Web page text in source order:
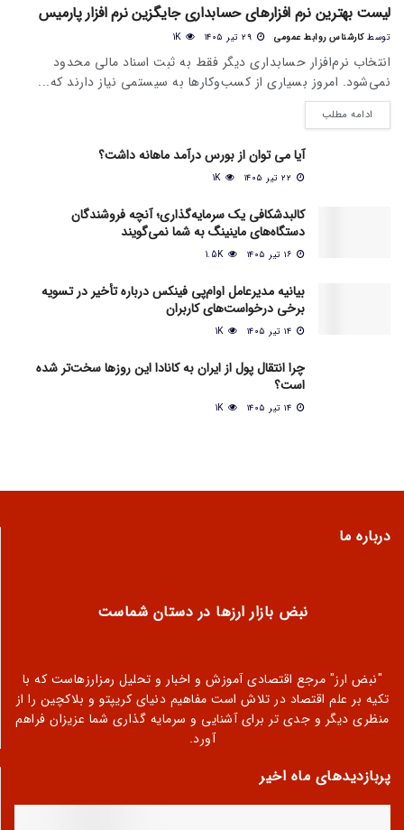
لیست بهترین نرم افزارهای حسابداری جایگزین نرم افزار پارمیس
توسط کارشناس روابط عمومی 1K
انتخاب نرم‌افزار حسابداری دیگر فقط به ثبت اسناد مالی محدود
نمی‌شود. امروز بسیاری از کسب‌وکارها به سیستمی نیاز دارند که...
ادامه مطلب
آیا می‌ توان از بورس درآمد ماهانه داشت؟
1K
کالبدشکافی یک سرمایه‌گذاری؛ آنچه فروشندگان
دستگاه‌های ماینینگ به شما نمی‌گویند
1.5K
بیانیه مدیرعامل او‌ام‌پی فینکس درباره تأخیر در تسویه
برخی درخواست‌های کاربران
1K
چرا انتقال پول از ایران به کانادا این روزها سخت‌تر شده
است؟
1K
درباره ما
نبض بازار ارزها در دستان شماست
"نبض ارز" مرجع اقتصادی آموزش و اخبار و تحلیل رمزارزهاست که با
تکیه بر علم اقتصاد در تلاش است مفاهیم دنیای کریپتو و بلاکچین را از
منظری دیگر و جدی تر برای آشنایی و سرمایه گذاری شما عزیزان فراهم
آورد.
پربازدیدهای ماه اخیر